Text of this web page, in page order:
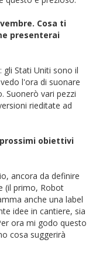
Cosa ti
presenterai
Stati Uniti sono il
l'ora di suonare
Suonerò vari pezzi
rieditate ad
obiettivi
ancora da definire
(il primo, Robot
anche una label
idee in cantiere, sia
ora mi godo questo
cosa suggerirà